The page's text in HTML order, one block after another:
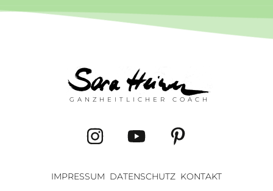
GANZHEITLICHER COACH
IMPRESSUM DATENSCHUTZ KONTAKT